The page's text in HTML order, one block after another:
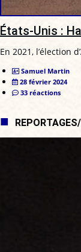
États-Unis :
En 2021, l’élection
Samuel Martin
28 février 2024
33 réactions